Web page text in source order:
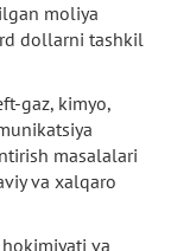
moliya
dollarni tashkil
gaz, kimyo,
masalalari
va xalqaro
va